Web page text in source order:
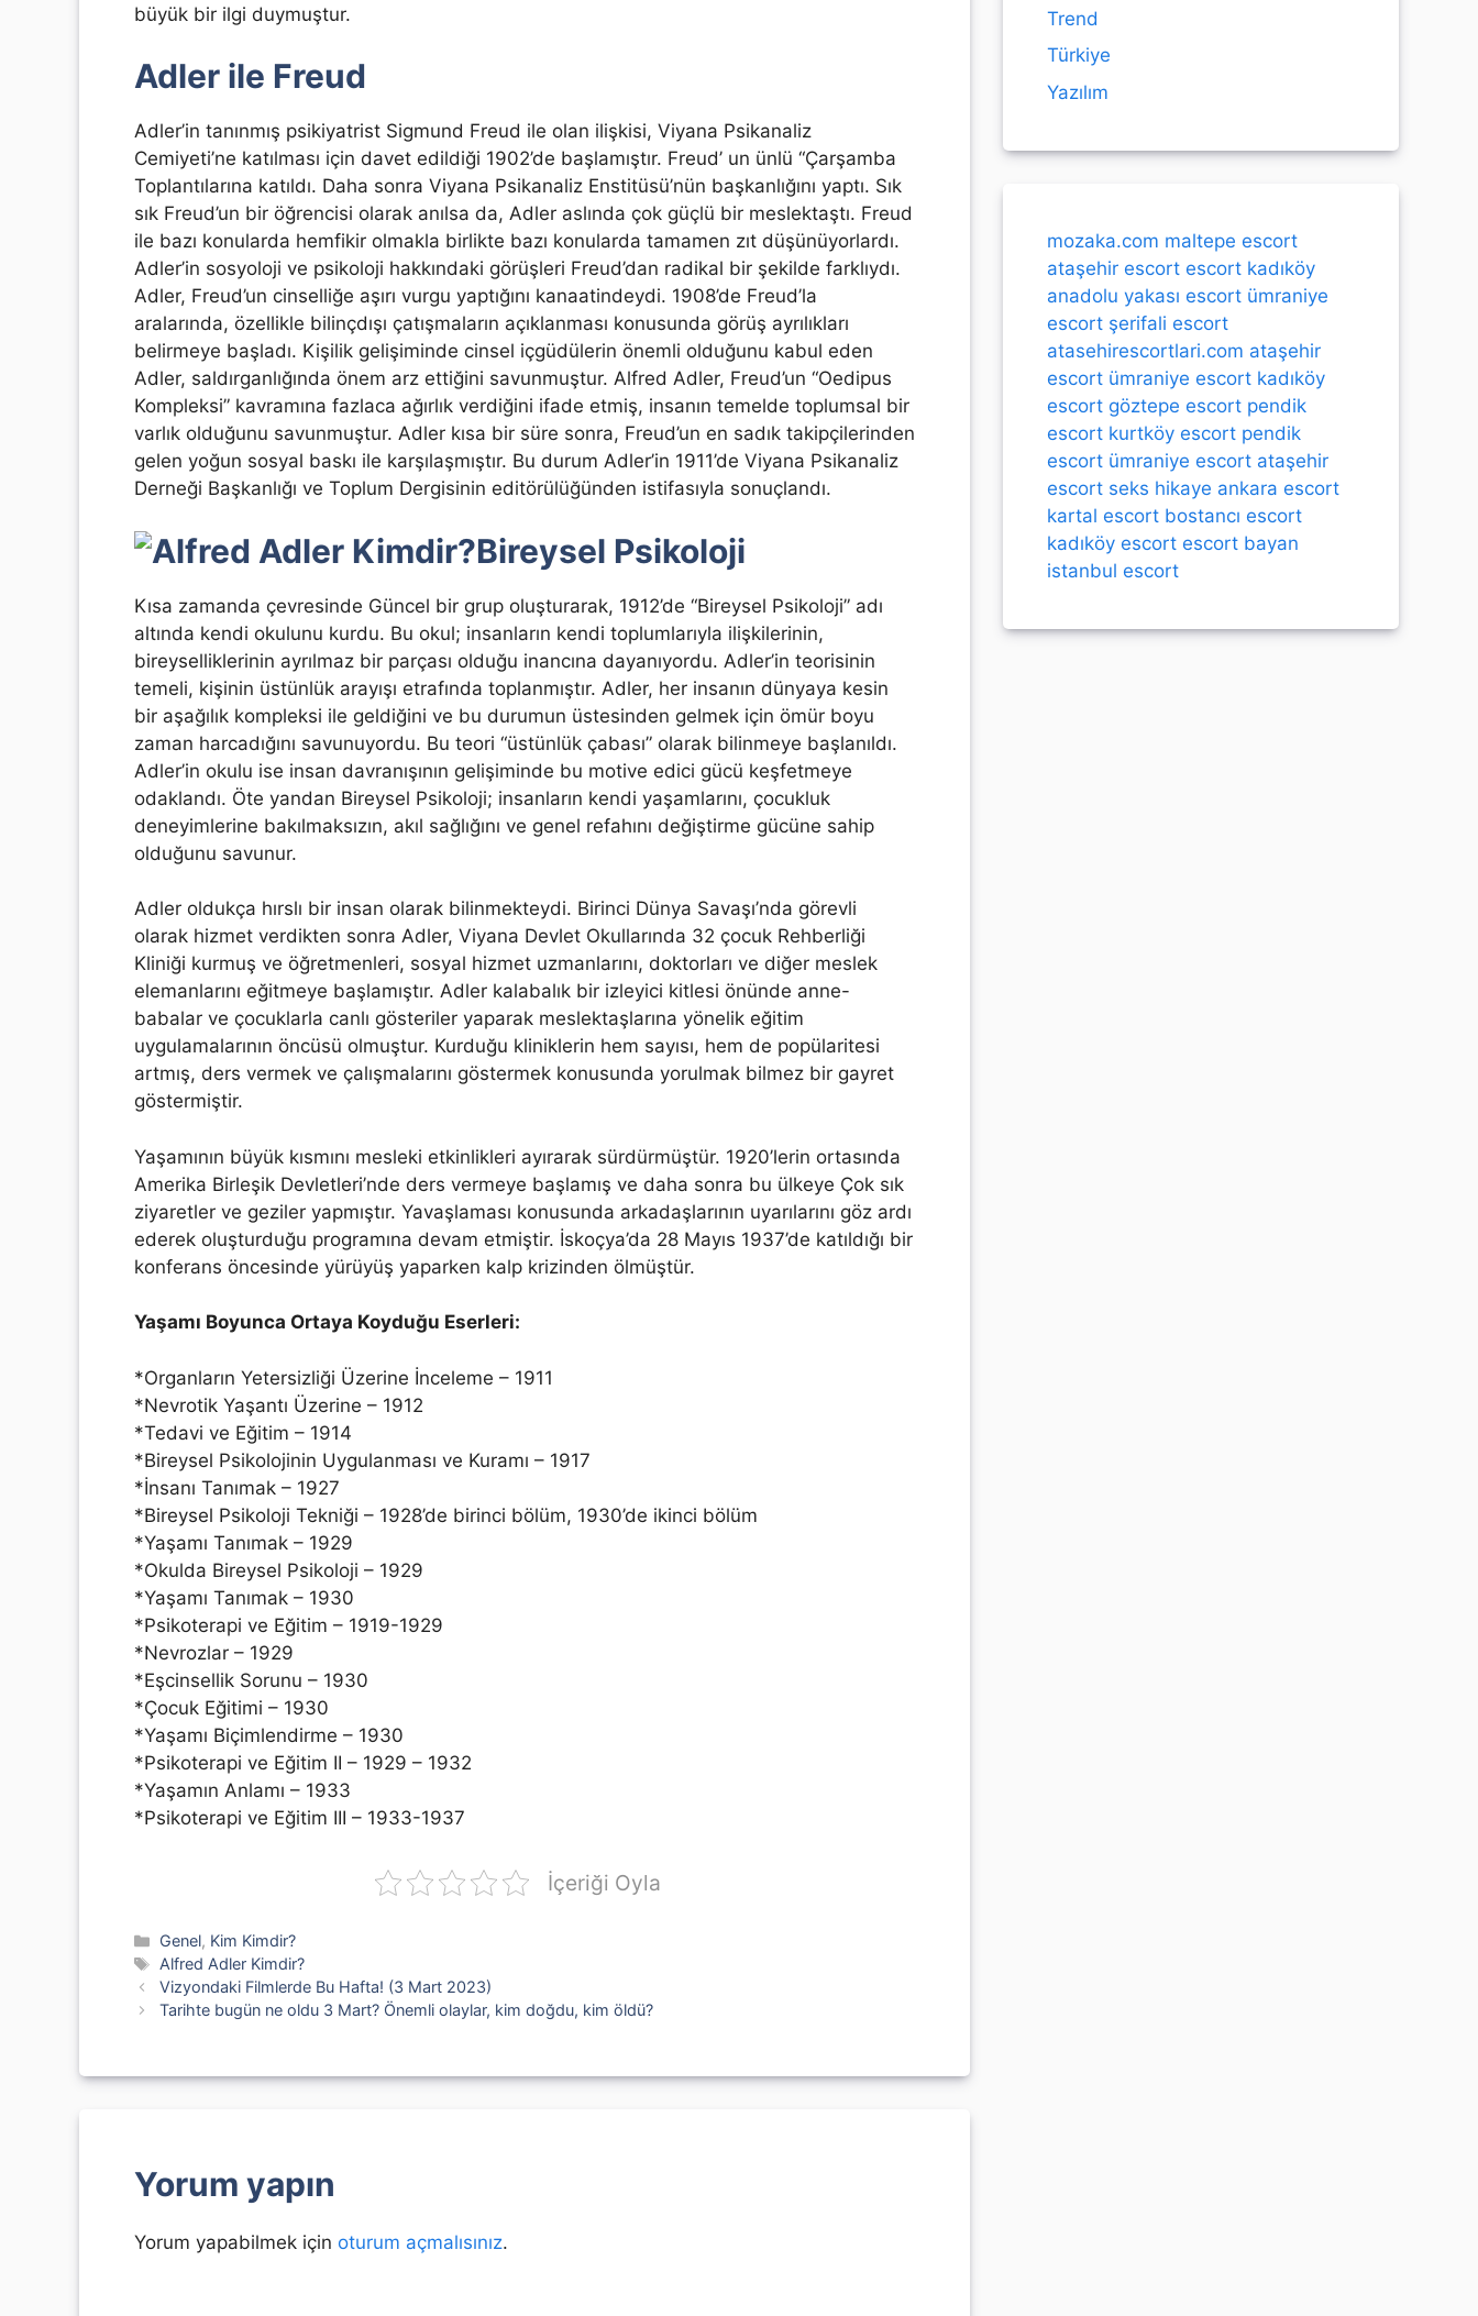
büyük bir ilgi duymuştur.
Adler ile Freud
Adler’in tanınmış psikiyatrist Sigmund Freud ile olan ilişkisi, Viyana Psikanaliz
Cemiyeti’ne katılması için davet edildiği 1902’de başlamıştır. Freud’ un ünlü “Çarşamba
Toplantılarına katıldı. Daha sonra Viyana Psikanaliz Enstitüsü’nün başkanlığını yaptı. Sık
sık Freud’un bir öğrencisi olarak anılsa da, Adler aslında çok güçlü bir meslektaştı. Freud
ile bazı konularda hemfikir olmakla birlikte bazı konularda tamamen zıt düşünüyorlardı.
Adler’in sosyoloji ve psikoloji hakkındaki görüşleri Freud’dan radikal bir şekilde farklıydı.
Adler, Freud’un cinselliğe aşırı vurgu yaptığını kanaatindeydi. 1908’de Freud’la
aralarında, özellikle bilinçdışı çatışmaların açıklanması konusunda görüş ayrılıkları
belirmeye başladı. Kişilik gelişiminde cinsel içgüdülerin önemli olduğunu kabul eden
Adler, saldırganlığında önem arz ettiğini savunmuştur. Alfred Adler, Freud’un “Oedipus
Kompleksi” kavramına fazlaca ağırlık verdiğini ifade etmiş, insanın temelde toplumsal bir
varlık olduğunu savunmuştur. Adler kısa bir süre sonra, Freud’un en sadık takipçilerinden
gelen yoğun sosyal baskı ile karşılaşmıştır. Bu durum Adler’in 1911’de Viyana Psikanaliz
Derneği Başkanlığı ve Toplum Dergisinin editörülüğünden istifasıyla sonuçlandı.
Bireysel Psikoloji
Kısa zamanda çevresinde Güncel bir grup oluşturarak, 1912’de “Bireysel Psikoloji” adı
altında kendi okulunu kurdu. Bu okul; insanların kendi toplumlarıyla ilişkilerinin,
bireyselliklerinin ayrılmaz bir parçası olduğu inancına dayanıyordu. Adler’in teorisinin
temeli, kişinin üstünlük arayışı etrafında toplanmıştır. Adler, her insanın dünyaya kesin
bir aşağılık kompleksi ile geldiğini ve bu durumun üstesinden gelmek için ömür boyu
zaman harcadığını savunuyordu. Bu teori “üstünlük çabası” olarak bilinmeye başlanıldı.
Adler’in okulu ise insan davranışının gelişiminde bu motive edici gücü keşfetmeye
odaklandı. Öte yandan Bireysel Psikoloji; insanların kendi yaşamlarını, çocukluk
deneyimlerine bakılmaksızın, akıl sağlığını ve genel refahını değiştirme gücüne sahip
olduğunu savunur.
Adler oldukça hırslı bir insan olarak bilinmekteydi. Birinci Dünya Savaşı’nda görevli
olarak hizmet verdikten sonra Adler, Viyana Devlet Okullarında 32 çocuk Rehberliği
Kliniği kurmuş ve öğretmenleri, sosyal hizmet uzmanlarını, doktorları ve diğer meslek
elemanlarını eğitmeye başlamıştır. Adler kalabalık bir izleyici kitlesi önünde anne-
babalar ve çocuklarla canlı gösteriler yaparak meslektaşlarına yönelik eğitim
uygulamalarının öncüsü olmuştur. Kurduğu kliniklerin hem sayısı, hem de popülaritesi
artmış, ders vermek ve çalışmalarını göstermek konusunda yorulmak bilmez bir gayret
göstermiştir.
Yaşamının büyük kısmını mesleki etkinlikleri ayırarak sürdürmüştür. 1920’lerin ortasında
Amerika Birleşik Devletleri’nde ders vermeye başlamış ve daha sonra bu ülkeye Çok sık
ziyaretler ve geziler yapmıştır. Yavaşlaması konusunda arkadaşlarının uyarılarını göz ardı
ederek oluşturduğu programına devam etmiştir. İskoçya’da 28 Mayıs 1937’de katıldığı bir
konferans öncesinde yürüyüş yaparken kalp krizinden ölmüştür.
Yaşamı Boyunca Ortaya Koyduğu Eserleri:
*Organların Yetersizliği Üzerine İnceleme – 1911
*Nevrotik Yaşantı Üzerine – 1912
*Tedavi ve Eğitim – 1914
*Bireysel Psikolojinin Uygulanması ve Kuramı – 1917
*İnsanı Tanımak – 1927
*Bireysel Psikoloji Tekniği – 1928’de birinci bölüm, 1930’de ikinci bölüm
*Yaşamı Tanımak – 1929
*Okulda Bireysel Psikoloji – 1929
*Yaşamı Tanımak – 1930
*Psikoterapi ve Eğitim – 1919-1929
*Nevrozlar – 1929
*Eşcinsellik Sorunu – 1930
*Çocuk Eğitimi – 1930
*Yaşamı Biçimlendirme – 1930
*Psikoterapi ve Eğitim II – 1929 – 1932
*Yaşamın Anlamı – 1933
*Psikoterapi ve Eğitim III – 1933-1937
İçeriği Oyla
Kategoriler
Genel, Kim Kimdir?
Etiketler
Alfred Adler Kimdir?
Vizyondaki Filmlerde Bu Hafta! (3 Mart 2023)
Tarihte bugün ne oldu 3 Mart? Önemli olaylar, kim doğdu, kim öldü?
Yorum yapın
Yorum yapabilmek için oturum açmalısınız.
Trend
Türkiye
Yazılım
mozaka.com maltepe escort
ataşehir escort escort kadıköy
anadolu yakası escort ümraniye
escort şerifali escort
atasehirescortlari.com ataşehir
escort ümraniye escort kadıköy
escort göztepe escort pendik
escort kurtköy escort pendik
escort ümraniye escort ataşehir
escort seks hikaye ankara escort
kartal escort bostancı escort
kadıköy escort escort bayan
istanbul escort